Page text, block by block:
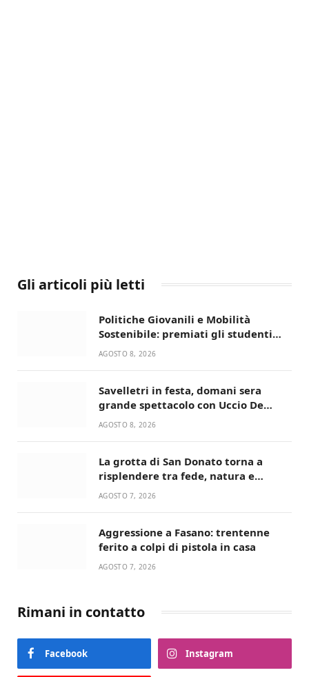
Gli articoli più letti
Politiche Giovanili e Mobilità
Sostenibile: premiati gli studenti
universitari del bando “La strada
AGOSTO 8, 2026
Savelletri in festa, domani sera
grande spettacolo con Uccio De
Santis
AGOSTO 8, 2026
La grotta di San Donato torna a
risplendere tra fede, natura e
devozione
AGOSTO 7, 2026
Aggressione a Fasano: trentenne
ferito a colpi di pistola in casa
AGOSTO 7, 2026
Rimani in contatto
Facebook Instagram